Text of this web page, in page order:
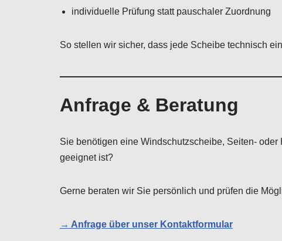
individuelle Prüfung statt pauschaler Zuordnung
So stellen wir sicher, dass jede Scheibe technisch
Anfrage & Beratung
Sie benötigen eine Windschutzscheibe, Seiten-
geeignet ist?
Gerne beraten wir Sie persönlich und prüfen die
→ Anfrage über unser Kontaktformular